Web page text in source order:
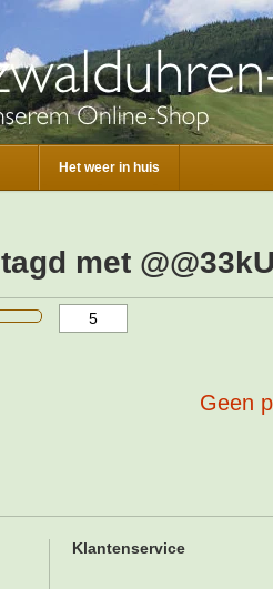
Het weer in huis
met
Geen
Klantenservice